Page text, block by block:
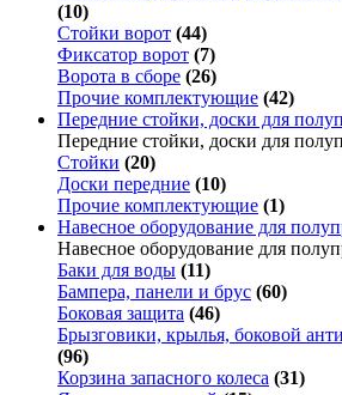
(10)
Стойки ворот (44)
Фиксатор ворот (7)
Ворота в сборе (26)
Прочие комплектующие (42)
Передние стойки, доски для
Передние стойки, доски для
Стойки (20)
Доски передние (10)
Прочие комплектующие (1)
Навесное оборудование для
Навесное оборудование для
Баки для воды (11)
Бампера, панели и брус (60)
Боковая защита (46)
Брызговики, крылья, боковой
(96)
Корзина запасного колеса (31)